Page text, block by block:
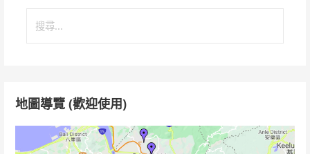
地圖導覽 (歡迎使用)